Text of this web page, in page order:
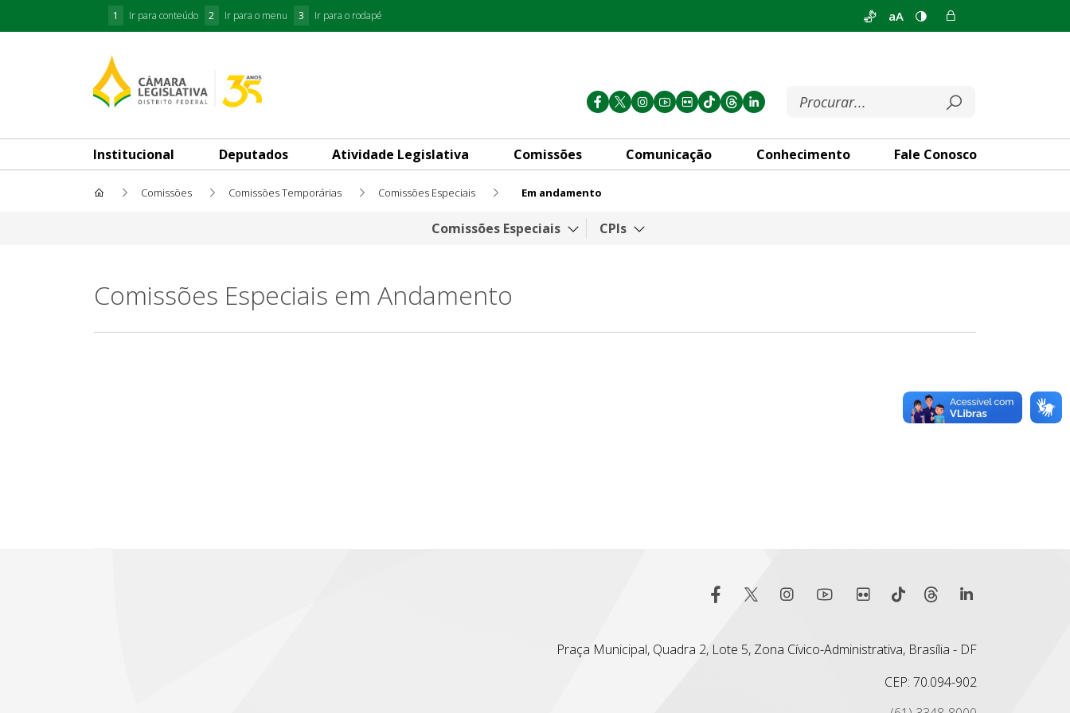
1 Ir para conteúdo 2 Ir para o menu 3 Ir para o rodapé aA
Institucional Deputados Atividade Legislativa Comissões Comunicação Conhecimento Fale Conosco
Comissões Comissões Temporárias Comissões Especiais Em andamento
Comissões Especiais CPIs
Comissões Especiais em Andamento
Praça Municipal, Quadra 2, Lote 5, Zona Cívico-Administrativa, Brasília - DF
CEP: 70.094-902